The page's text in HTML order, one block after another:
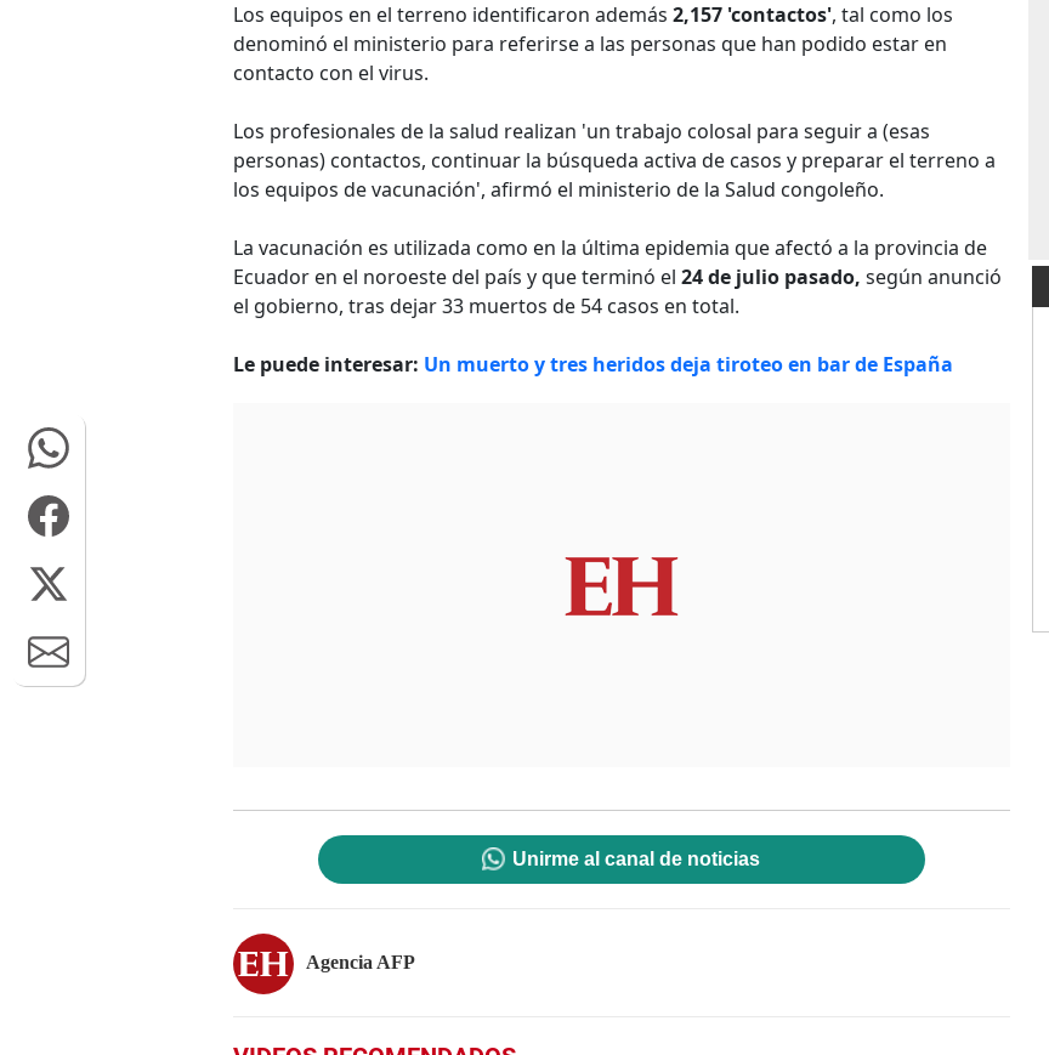
Los equipos en el terreno identificaron además 2,157 'contactos', tal como los
denominó el ministerio para referirse a las personas que han podido estar en
contacto con el virus.
Los profesionales de la salud realizan 'un trabajo colosal para seguir a (esas
personas) contactos, continuar la búsqueda activa de casos y preparar el terreno a
los equipos de vacunación', afirmó el ministerio de la Salud congoleño.
La vacunación es utilizada como en la última epidemia que afectó a la provincia de
Ecuador en el noroeste del país y que terminó el 24 de julio pasado, según anunció
el gobierno, tras dejar 33 muertos de 54 casos en total.
Le puede interesar: Un muerto y tres heridos deja tiroteo en bar de España
Unirme al canal de noticias
Agencia AFP